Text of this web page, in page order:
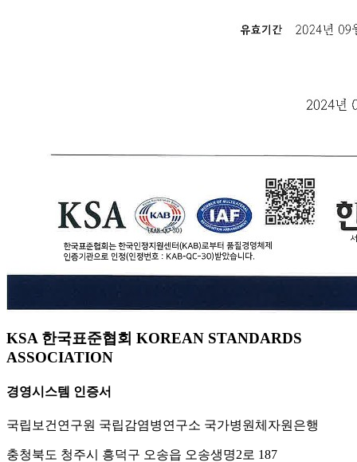
KSA 한국표준협회 KOREAN STANDARDS
ASSOCIATION
경영시스템 인증서
국립보건연구원 국립감염병연구소 국가병원체자원은행
충청북도 청주시 흥덕구 오송읍 오송생명2로 187